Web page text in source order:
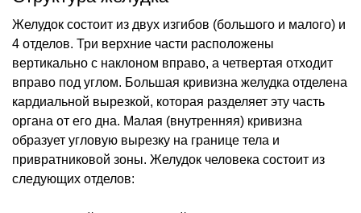
Желудок состоит из двух изгибов (большого и малого) и
4 отделов. Три верхние части расположены
вертикально с наклоном вправо, а четвертая отходит
вправо под углом. Большая кривизна желудка отделена
кардиальной вырезкой, которая разделяет эту часть
органа от его дна. Малая (внутренняя) кривизна
образует угловую вырезку на границе тела и
привратниковой зоны. Желудок человека состоит из
следующих отделов: